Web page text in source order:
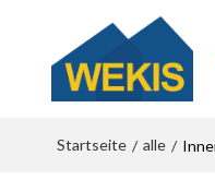
Startseite / alle /